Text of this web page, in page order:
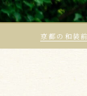
京都の和装